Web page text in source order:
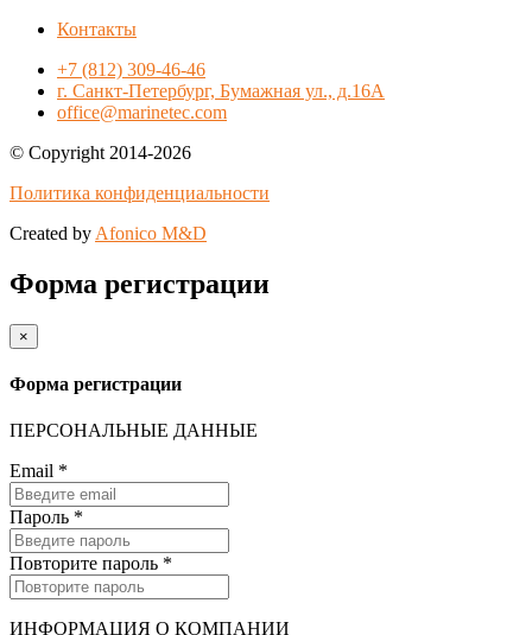
Контакты
+7 (812) 309-46-46
г. Санкт-Петербург, Бумажная ул., д.16А
office@marinetec.com
© Copyright 2014-2026
Политика конфиденциальности
Created by Afonico M&D
Форма регистрации
×
Форма регистрации
ПЕРСОНАЛЬНЫЕ ДАННЫЕ
Email *
Пароль *
Повторите пароль *
ИНФОРМАЦИЯ О КОМПАНИИ